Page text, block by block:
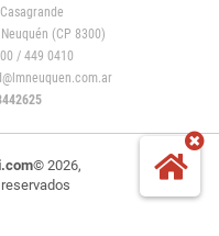
(CP 8300)
/ 449 0410
© 2026,